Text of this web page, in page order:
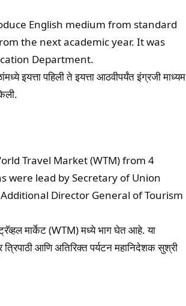
English medium from standard
the next academic year. It was
Department.
इयत्ता पहिली ते इयत्ता आठवीपर्यंत इंग्रजी माध्यम
Travel Market (WTM) from 4
were lead by Secretary of Union
Director General of Tourism
मार्केट (WTM) मध्ये भाग घेत आहे. या
आणि अतिरिक्त पर्यटन महानिदेशक सुश्री